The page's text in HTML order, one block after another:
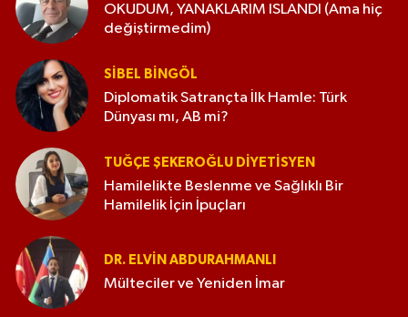
OKUDUM, YANAKLARIM ISLANDI (Ama hiç
değiştirmedim)
SIBEL BINGÖL
Diplomatik Satrançta İlk Hamle: Türk
Dünyası mı, AB mi?
TUĞÇE ŞEKEROĞLU DIYETISYEN
Hamilelikte Beslenme ve Sağlıklı Bir
Hamilelik İçin İpuçları
DR. ELVIN ABDURAHMANLI
Mülteciler ve Yeniden İmar